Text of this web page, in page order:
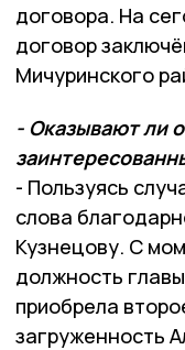
договора. На
договор
Мичуринского
- Оказывают ли
- Пользуясь
слова
Кузнецову. С
должность
приобрела
загруженность